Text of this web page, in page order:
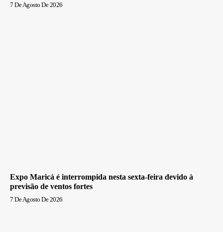
7 De Agosto De 2026
Expo Maricá é interrompida nesta sexta-feira devido à
previsão de ventos fortes
7 De Agosto De 2026